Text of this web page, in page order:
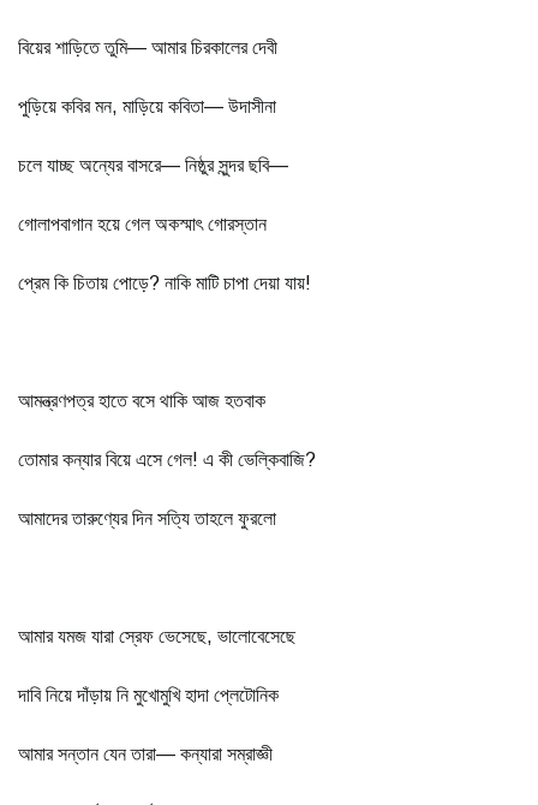
বিয়ের শাড়িতে তুমি— আমার চিরকালের দেবী
পুড়িয়ে কবির মন, মাড়িয়ে কবিতা— উদাসীনা
চলে যাচ্ছ অন্যের বাসরে— নিষ্ঠুর সুন্দর ছবি—
গোলাপবাগান হয়ে গেল অকস্মাৎ গোরস্তান
প্রেম কি চিতায় পোড়ে? নাকি মাটি চাপা দেয়া যায়!
আমন্ত্রণপত্র হাতে বসে থাকি আজ হতবাক
তোমার কন্যার বিয়ে এসে গেল! এ কী ভেল্কিবাজি?
আমাদের তারুণ্যের দিন সত্যি তাহলে ফুরলো
আমার যমজ যারা স্রেফ ভেসেছে, ভালোবেসেছে
দাবি নিয়ে দাঁড়ায় নি মুখোমুখি হাদা প্লেটোনিক
আমার সন্তান যেন তারা— কন্যারা সম্রাজ্ঞী